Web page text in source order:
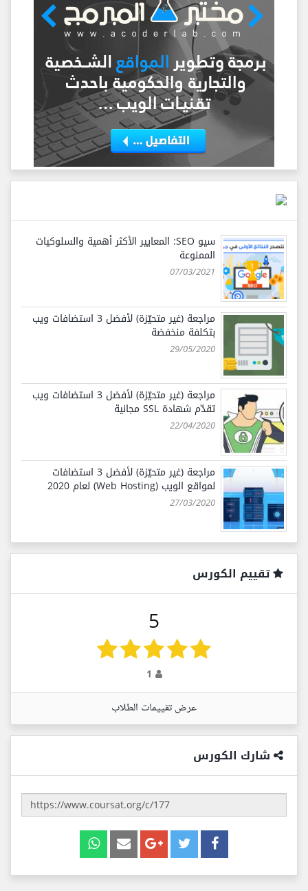
سيو SEO: المعايير الأكثر أهمية والسلوكيات
الممنوعة
07/03/2021
مراجعة (غير متحيّزة) لأفضل 3 استضافات ويب
بتكلفة منخفضة
29/05/2020
مراجعة (غير متحيّزة) لأفضل 3 استضافات ويب
تقدّم شهادة SSL مجانية
22/04/2020
مراجعة (غير متحيّزة) لأفضل 3 استضافات
لمواقع الويب (Web Hosting) لعام 2020
27/03/2020
تقييم الكورس
5
عرض تقييمات الطلاب
شارك الكورس